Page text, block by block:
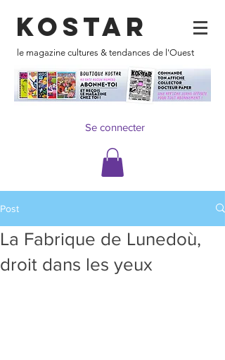
KOSTAR
le magazine cultures & tendances de l'Ouest
Se connecter
Post
La Fabrique de Lunedoù,
droit dans les yeux